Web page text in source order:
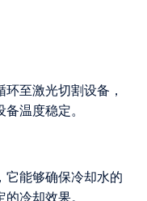
至激光切割设备，
温度稳定。
它能够确保冷却水的
冷却效果。